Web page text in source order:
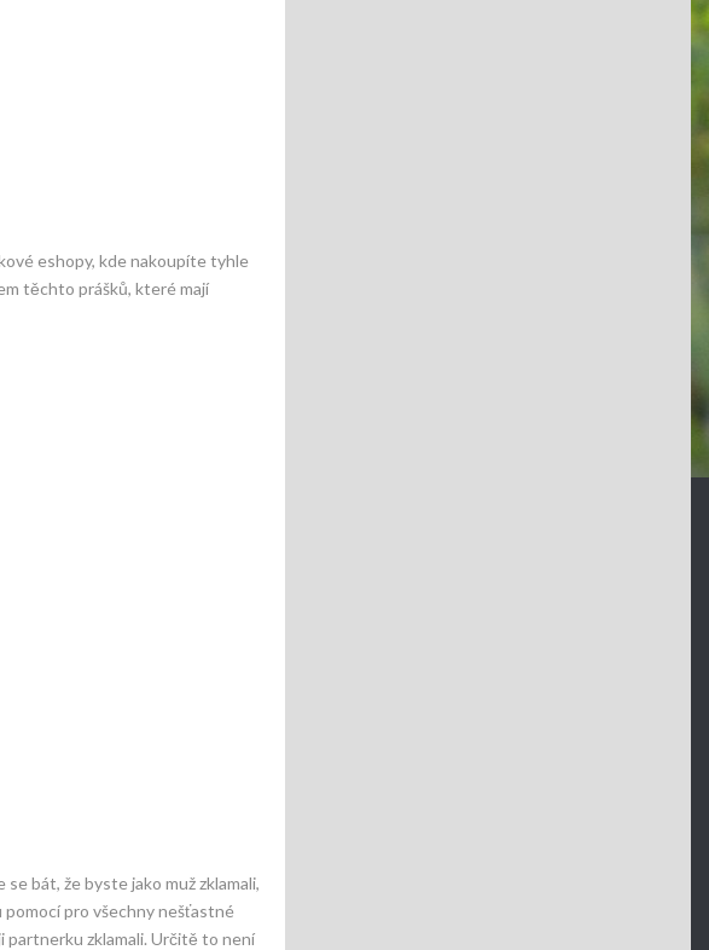
eshopy, kde nakoupíte tyhle
těchto prášků, které mají
bát, že byste jako muž zklamali,
pomocí pro všechny nešťastné
partnerku zklamali. Určitě to není